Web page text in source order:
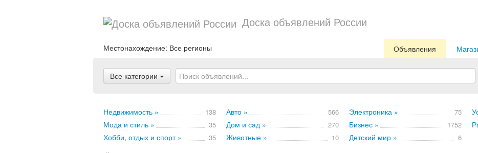
Доска объявлений России
Местонахождение: Все регионы Объявления
Все категории
Недвижимость » 138 Авто » 566 Электроника » 75
Мода и стиль » 35 Дом и сад » 270 Бизнес » 1752
Хобби, отдых и спорт » 35 Животные » 10 Детский мир » 6